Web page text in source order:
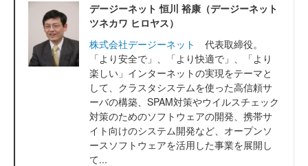
デージーネット 恒川 裕康（デージーネット
ツネカワ ヒロヤス）
株式会社デージーネット
代表取締役。
「より安全で」、「より快適で」、「より
楽しい」インターネットの実現をテーマと
して、クラスタシステムを使った高信頼サ
ーバの構築、SPAM対策やウイルスチェック
対策のためのソフトウェアの開発、携帯サ
イト向けのシステム開発など、オープンソ
ースソフトウェアを活用した事業を展開し
て...